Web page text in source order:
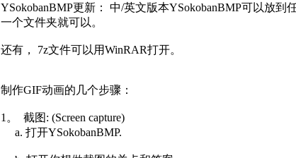
YSokobanBMP更新： 中/英文版本YSokobanBMP可以放到
一个文件夹就可以。
还有， 7z文件可以用WinRAR打开。
制作GIF动画的几个步骤：
1。 截图: (Screen capture)
a. 打开YSokobanBMP.